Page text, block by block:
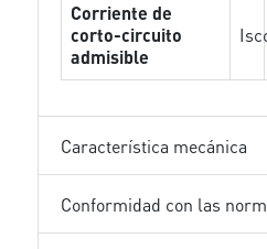
Corriente de
corto-circuito
admisible
Característica mecánica
Conformidad con las